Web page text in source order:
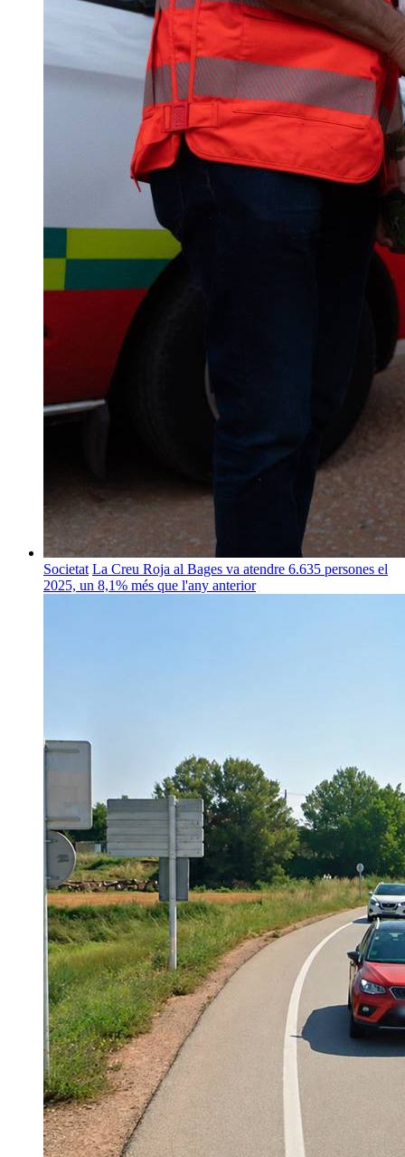
Societat La Creu Roja al Bages va atendre 6.635 persones el
2025, un 8,1% més que l'any anterior